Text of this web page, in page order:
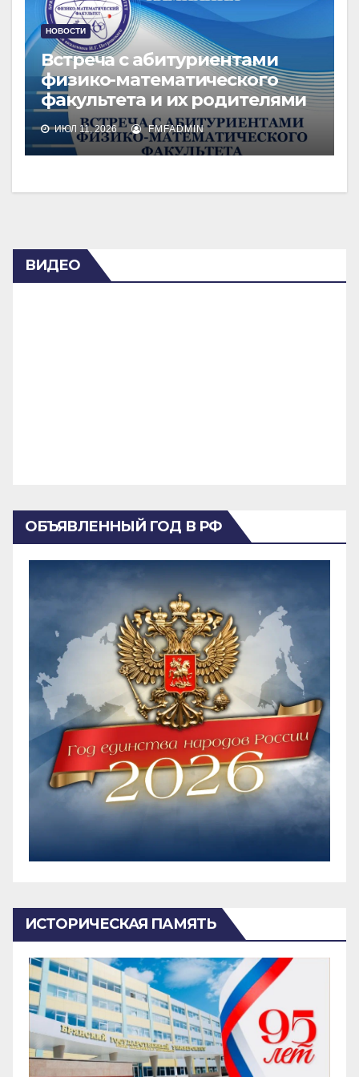
НОВОСТИ
Встреча с абитуриентами
физико-математического
факультета и их родителями
ИЮЛ 11, 2026 FMFADMIN
ВИДЕО
ОБЪЯВЛЕННЫЙ ГОД В РФ
ИСТОРИЧЕСКАЯ ПАМЯТЬ